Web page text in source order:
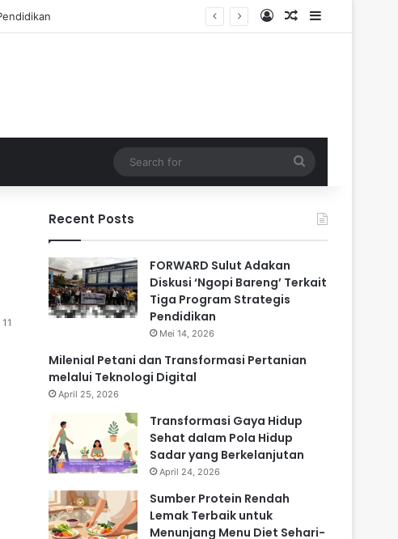
Log InRandom Article
Sidebar
for
11
Recent Posts
FORWARD Sulut Adakan
Diskusi ‘Ngopi Bareng’ Terkait
Tiga Program Strategis
Pendidikan
Mei 14, 2026
Milenial Petani dan Transformasi Pertanian
melalui Teknologi Digital
April 25, 2026
Transformasi Gaya Hidup
Sehat dalam Pola Hidup
Sadar yang Berkelanjutan
April 24, 2026
Sumber Protein Rendah
Lemak Terbaik untuk
Menunjang Menu Diet Sehari-